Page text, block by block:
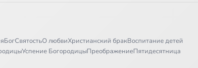
БогСвятостьО любвиХристианский бракВоспитание детей
Успение БогородицыПреображениеПятидесятница